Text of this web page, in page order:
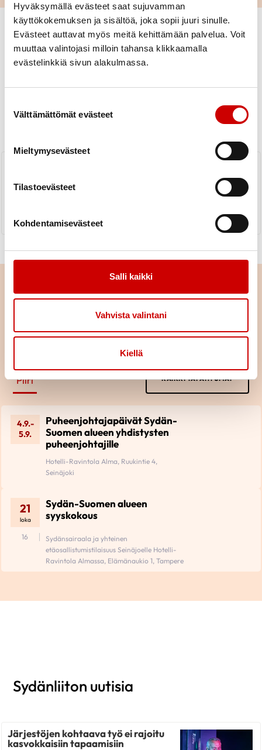
Hyväksymällä evästeet saat sujuvamman
käyttökokemuksen ja sisältöä, joka sopii juuri sinulle.
Evästeet auttavat myös meitä kehittämään palvelua. Voit
muuttaa valintojasi milloin tahansa klikkaamalla
evästelinkkiä sivun alakulmassa.
Välttämättömät evästeet
Mieltymysevästeet
Tilastoevästeet
Kohdentamisevästeet
Salli kaikki
Vahvista valintani
Kiellä
Uutiset
KAIKKI UUTISET
Tulevat tapahtumat
Piiri KAIKKI TAPAHTUMAT
4.9.-
5.9.
Puheenjohtajapäivät Sydän-
Suomen alueen yhdistysten
puheenjohtajille
Hotelli-Ravintola Alma, Ruukintie 4,
Seinäjoki
21
loka
Sydän-Suomen alueen
syyskokous
16
Sydänsairaala ja yhteinen
etäosallistumistilaisuus Seinäjoelle Hotelli-
Ravintola Almassa, Elämänaukio 1, Tampere
Sydänliiton uutisia
Järjestöjen kohtaava työ ei rajoitu
kasvokkaisiin tapaamisiin